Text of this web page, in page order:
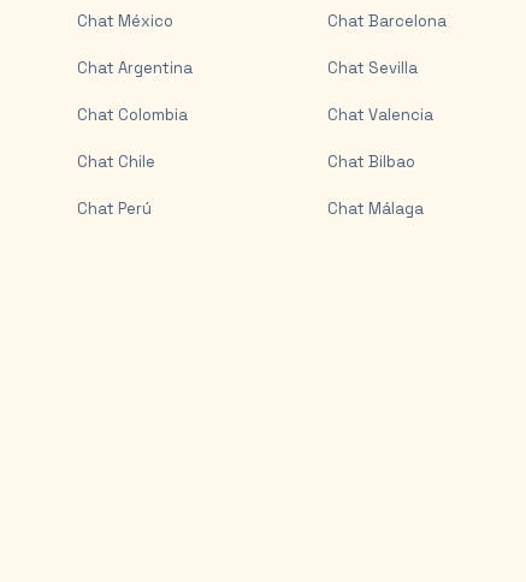
Chat México
Chat Argentina
Chat Colombia
Chat Chile
Chat Perú
Chat Barcelona
Chat Sevilla
Chat Valencia
Chat Bilbao
Chat Málaga